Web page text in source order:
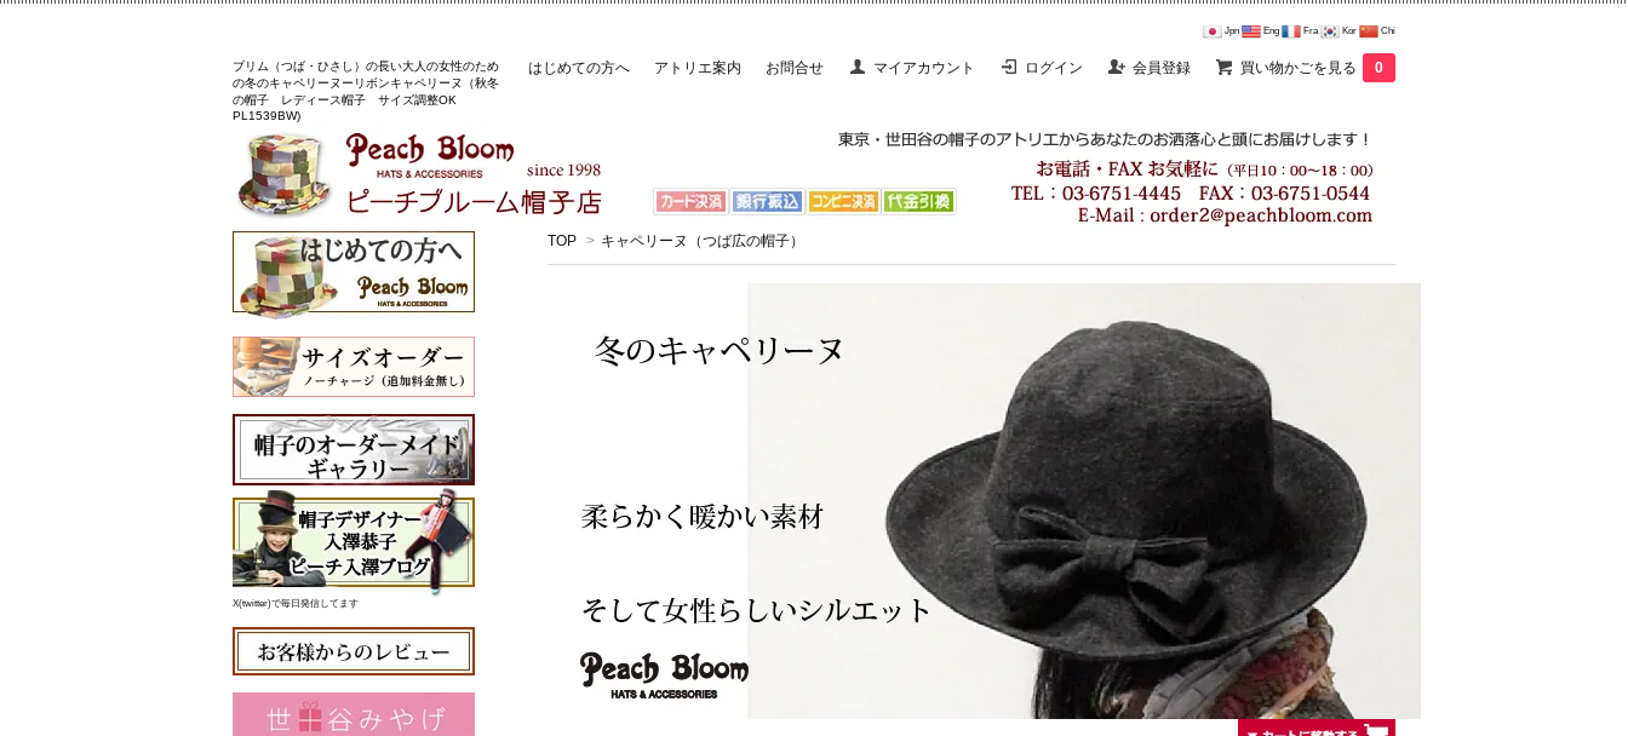
Jpn Eng Fra Kor Chi
はじめての方へ アトリエ案内 お問合せ マイアカウント ログイン 会員登録 買い物かごを見る 0
ブリム（つば・ひさし）の長い大人の女性のため
の冬のキャペリーヌーリボンキャペリーヌ（秋冬
の帽子 レディース帽子 サイズ調整OK
PL1539BW)
TOP > キャペリーヌ（つば広の帽子）
X(twitter)で毎日発信してます